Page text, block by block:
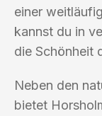
einer
kannst du in
die Schönheit
Neben den
bietet